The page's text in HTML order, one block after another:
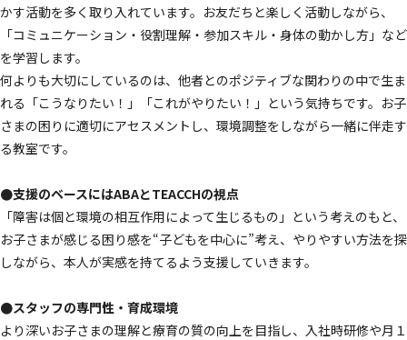
かす活動を多く取り入れています。お友だちと楽しく活動しながら、
「コミュニケーション・役割理解・参加スキル・身体の動かし方」など
を学習します。
何よりも大切にしているのは、他者とのポジティブな関わりの中で生ま
れる「こうなりたい！」「これがやりたい！」という気持ちです。お子
さまの困りに適切にアセスメントし、環境調整をしながら一緒に伴走す
る教室です。
●支援のベースにはABAとTEACCHの視点
「障害は個と環境の相互作用によって生じるもの」という考えのもと、
お子さまが感じる困り感を“子どもを中心に”考え、やりやすい方法を探
しながら、本人が実感を持てるよう支援していきます。
●スタッフの専門性・育成環境
より深いお子さまの理解と療育の質の向上を目指し、入社時研修や月１